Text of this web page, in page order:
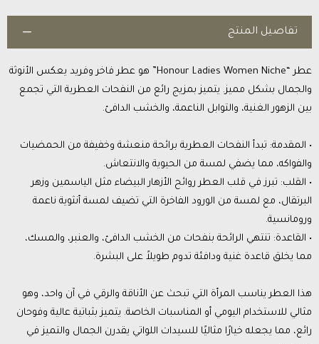
تفاصيل المنتج
عطر “Honour Ladies Women Niche” هو عطر فاخر وفريد يعكس الأنوثة
والجمال بشكل مميز. يتميز بمزيج رائع من النفحات العطرية التي تجمع
بين الزهور الغنية، والتوابل الناعمة، والخشب الدافئ.
• المقدمة: تبدأ النفحات العطرية برائحة منعشة وخفيفة من الحمضيات
والفواكه، مما يضفي لمسة من الحيوية والانتعاش.
• القلب: تبرز في قلب العطر روائح الأزهار البيضاء مثل الياسمين وزهر
البرتقال، مع لمسة من الورود الفاخرة التي تضيف لمسة أنثوية ناعمة
ورومانسية.
• القاعدة: تنتهي الرائحة بنفحات من الخشب الدافئ، والعنبر، والمسك،
مما يخلق قاعدة غنية ودافئة تدوم طويلاً على البشرة.
هذا العطر يناسب المرأة التي تبحث عن الأناقة والرقي في آن واحد، وهو
مثالي للاستخدام اليومي أو المناسبات الخاصة. يتميز بثباتية عالية وفوحان
رائع، مما يجعله خيارًا مثاليًا للسيدات اللواتي يقدرن الجمال والتميز في